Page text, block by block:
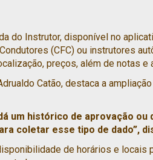
do Instrutor, disponível no
(CFC) ou instrutores
preços, além de notas e
Catão, destaca a
um histórico de aprovação
coletar esse tipo de dado”,
de horários e locais